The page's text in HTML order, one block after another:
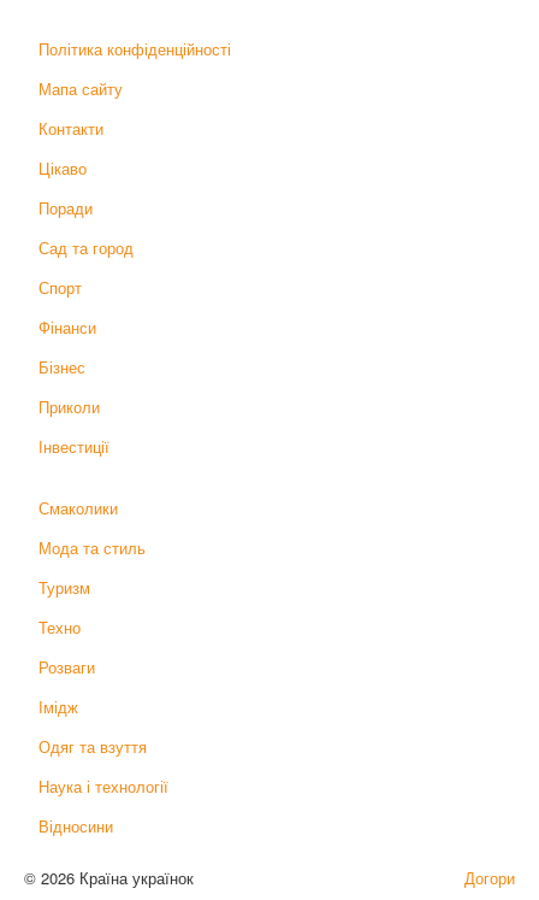
Політика конфіденційності
Мапа сайту
Контакти
Цікаво
Поради
Сад та город
Спорт
Фінанси
Бізнес
Приколи
Інвестиції
Смаколики
Мода та стиль
Туризм
Техно
Розваги
Імідж
Одяг та взуття
Наука і технології
Відносини
Догори
© 2026 Країна українок